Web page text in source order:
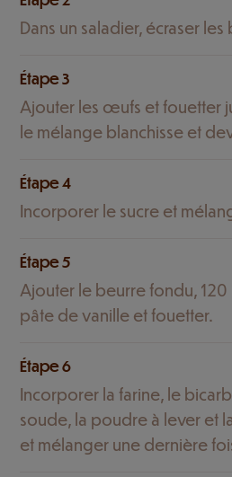
Dans un saladier, écraser les
Étape 3
Ajouter les œufs et fouetter
le mélange blanchisse et
Étape 4
Incorporer le sucre et
Étape 5
Ajouter le beurre fondu, 120
pâte de vanille et fouetter.
Étape 6
Incorporer la farine, le
soude, la poudre à lever et
et mélanger une dernière